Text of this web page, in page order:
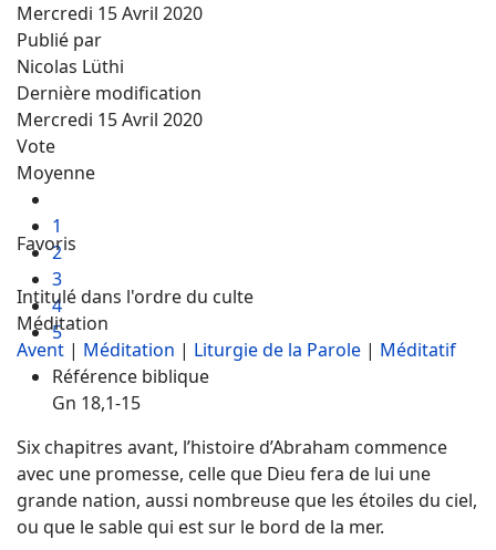
Mercredi 15 Avril 2020
Publié par
Nicolas Lüthi
Dernière modification
Mercredi 15 Avril 2020
Vote
Moyenne
1
2
3
4
5
Favoris
Intitulé dans l'ordre du culte
Méditation
Avent | Méditation | Liturgie de la Parole | Méditatif
Référence biblique
Gn 18,1-15
Six chapitres avant, l’histoire d’Abraham commence
avec une promesse, celle que Dieu fera de lui une
grande nation, aussi nombreuse que les étoiles du ciel,
ou que le sable qui est sur le bord de la mer.